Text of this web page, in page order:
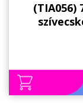
(TIA056)